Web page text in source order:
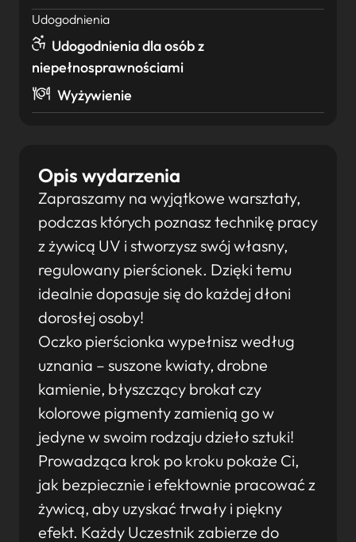
Opis wydarzenia
Zapraszamy na wyjątkowe warsztaty,
podczas których poznasz technikę pracy
z żywicą UV i stworzysz swój własny,
regulowany pierścionek. Dzięki temu
idealnie dopasuje się do każdej dłoni
dorosłej osoby!
Oczko pierścionka wypełnisz według
uznania – suszone kwiaty, drobne
kamienie, błyszczący brokat czy
kolorowe pigmenty zamienią go w
jedyne w swoim rodzaju dzieło sztuki!
Prowadząca krok po kroku pokaże Ci,
jak bezpiecznie i efektownie pracować z
żywicą, aby uzyskać trwały i piękny
efekt. Każdy Uczestnik zabierze do
Udogodnienia
Udogodnienia dla osób z
niepełnosprawnościami
Wyżywienie